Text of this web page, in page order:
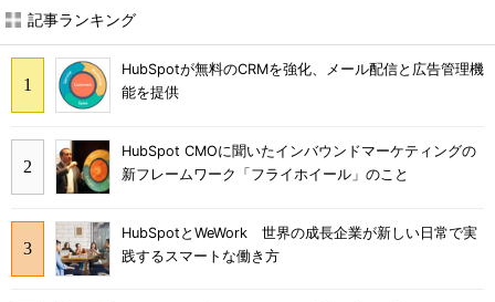
記事ランキング
HubSpotが無料のCRMを強化、メール配信と広告管理機
能を提供
HubSpot CMOに聞いたインバウンドマーケティングの
新フレームワーク「フライホイール」のこと
HubSpotとWeWork 世界の成長企業が新しい日常で実
践するスマートな働き方